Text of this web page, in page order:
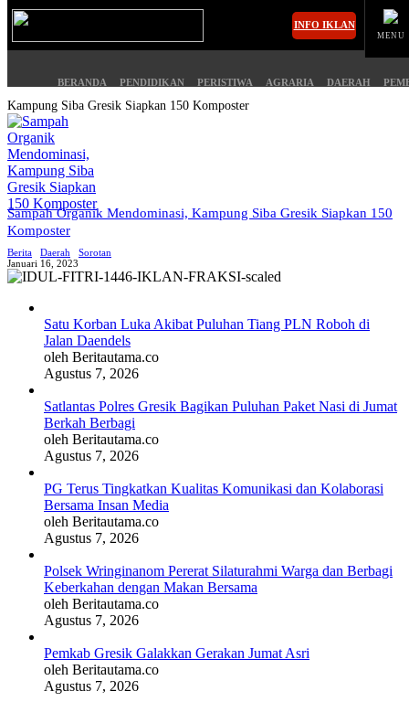
MASUK
BERANDA
PERISTIWA
AGRARIA
DAERAH
PEMERINTAHAN
PENDIDIKAN
HUKUM
EKONOMI
OLAHRAGA
PENDIDIKAN
HIBURAN
BERITABARU.CO
KABARBARU.CO
SERIKATNEWS.COM
PEWARTANUSANTARA.COM
LANGGAR.CO
JOBNAS.COM
SURAU.CO
REDAKSI
TENTANG
KERJASAMA
PEDOMAN
MEDIA
CYBER
INFO IKLAN
MENU
BERANDA PENDIDIKAN PERISTIWA AGRARIA DAERAH
Kampung Siba Gresik Siapkan 150 Komposter
Sampah Organik Mendominasi, Kampung Siba Gresik Siapkan 150
Komposter
Berita Daerah
Sorotan
Januari 16, 2023
Satu Korban Luka Akibat Puluhan Tiang PLN Roboh di
Jalan Daendels
oleh Beritautama.co
Agustus 7, 2026
Satlantas Polres Gresik Bagikan Puluhan Paket Nasi di Jumat
Berkah Berbagi
oleh Beritautama.co
Agustus 7, 2026
PG Terus Tingkatkan Kualitas Komunikasi dan Kolaborasi
Bersama Insan Media
oleh Beritautama.co
Agustus 7, 2026
Polsek Wringinanom Pererat Silaturahmi Warga dan Berbagi
Keberkahan dengan Makan Bersama
oleh Beritautama.co
Agustus 7, 2026
Pemkab Gresik Galakkan Gerakan Jumat Asri
oleh Beritautama.co
Agustus 7, 2026